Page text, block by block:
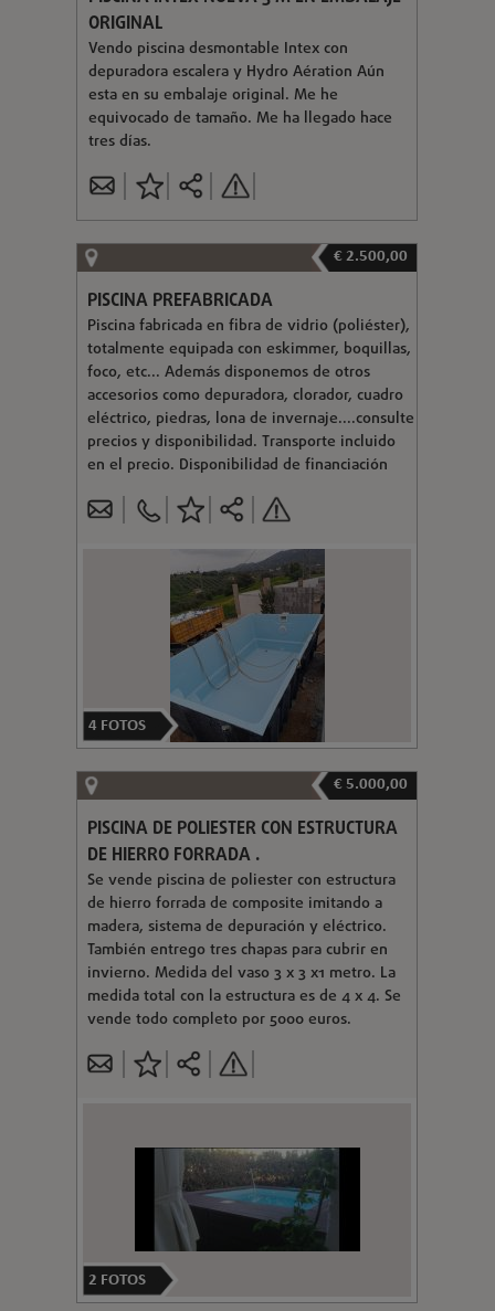
ORIGINAL
Vendo piscina desmontable Intex con
depuradora escalera y Hydro Aération Aún
esta en su embalaje original. Me he
equivocado de tamaño. Me ha llegado hace
tres días.
€ 2.500,00
PISCINA PREFABRICADA
Piscina fabricada en fibra de vidrio (poliéster),
totalmente equipada con eskimmer, boquillas,
foco, etc... Además disponemos de otros
accesorios como depuradora, clorador, cuadro
eléctrico, piedras, lona de invernaje....consulte
precios y disponibilidad. Transporte incluido
en el precio. Disponibilidad de financiación
4 FOTOS
€ 5.000,00
PISCINA DE POLIESTER CON ESTRUCTURA
DE HIERRO FORRADA .
Se vende piscina de poliester con estructura
de hierro forrada de composite imitando a
madera, sistema de depuración y eléctrico.
También entrego tres chapas para cubrir en
invierno. Medida del vaso 3 x 3 x1 metro. La
medida total con la estructura es de 4 x 4. Se
vende todo completo por 5000 euros.
2 FOTOS